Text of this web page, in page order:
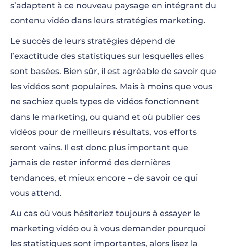
s’adaptent à ce nouveau paysage en intégrant du
contenu vidéo dans leurs stratégies marketing.
Le succès de leurs stratégies dépend de
l’exactitude des statistiques sur lesquelles elles
sont basées. Bien sûr, il est agréable de savoir que
les vidéos sont populaires. Mais à moins que vous
ne sachiez quels types de vidéos fonctionnent
dans le marketing, ou quand et où publier ces
vidéos pour de meilleurs résultats, vos efforts
seront vains. Il est donc plus important que
jamais de rester informé des dernières
tendances, et mieux encore – de savoir ce qui
vous attend.
Au cas où vous hésiteriez toujours à essayer le
marketing vidéo ou à vous demander pourquoi
les statistiques sont importantes, alors lisez la